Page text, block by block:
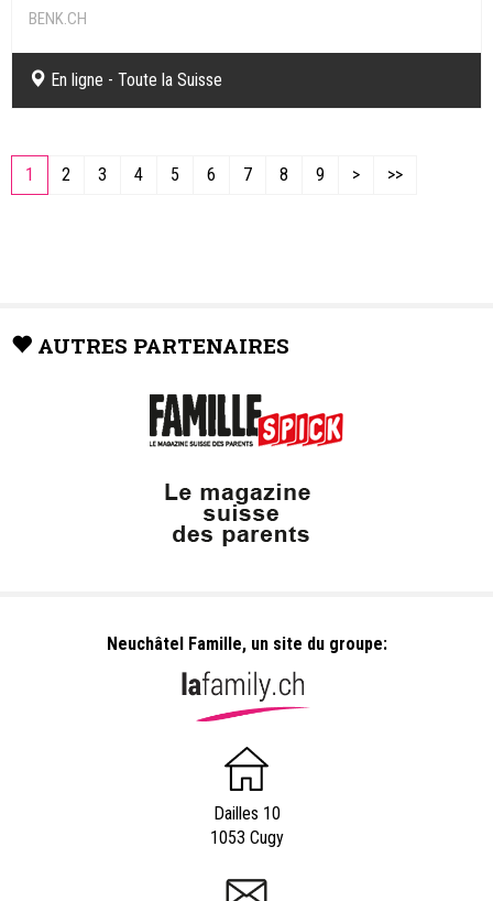
BENK.CH
En ligne - Toute la Suisse
1 2 3 4 5 6 7 8 9 > >>
AUTRES PARTENAIRES
Neuchâtel Famille, un site du groupe:
Dailles 10
1053 Cugy